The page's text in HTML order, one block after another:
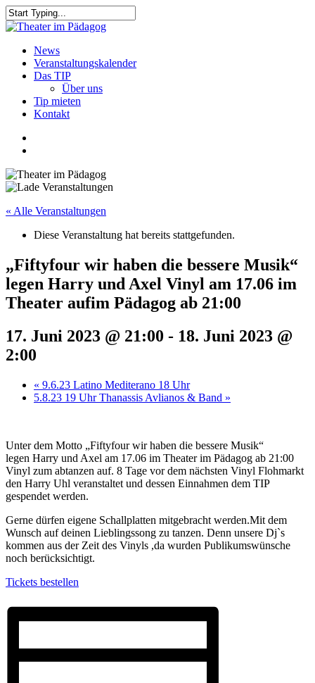
Skip
to
content
Close
search
Menu
News
Veranstaltungskalender
Das TIP
Über uns
Tip mieten
Kontakt
« Alle Veranstaltungen
Diese Veranstaltung hat bereits stattgefunden.
„Fiftyfour wir haben die bessere Musik“
legen Harry und Axel Vinyl am 17.06 im
Theater aufim Pädagog ab 21:00
17. Juni 2023 @ 21:00 - 18. Juni 2023 @
2:00
« 9.6.23 Latino Mediterano 18 Uhr
5.8.23 19 Uhr Thanassis Avlianos & Band »
Unter dem Motto „Fiftyfour wir haben die bessere Musik“
legen Harry und Axel am 17.06 im Theater im Pädagog ab 21:00
Vinyl zum abtanzen auf. 8 Tage vor dem nächsten Vinyl Flohmarkt
den Harry Uhl veranstaltet und dessen Einnahmen dem TIP
gespendet werden.
Gerne dürfen eigene Schallplatten mitgebracht werden.Mit dem
Wunsch auf deinen Lieblingssong zu tanzen. Denn unsere Dj`s
kommen aus der Zeit des Vinyls ,da wurden Publikumswünsche
noch berücksichtigt.
Tickets bestellen